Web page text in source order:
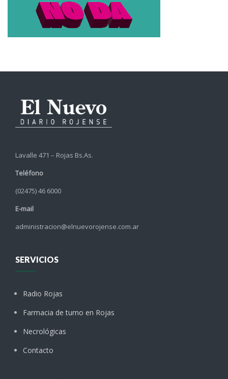
Lavalle 471 – Rojas Bs.As.
Teléfono
(02475) 46 6000
E-mail
administracion@elnuevorojense.com.ar
SERVICIOS
Radio Rojas
Farmacia de turno en Rojas
Necrológicas
Contacto